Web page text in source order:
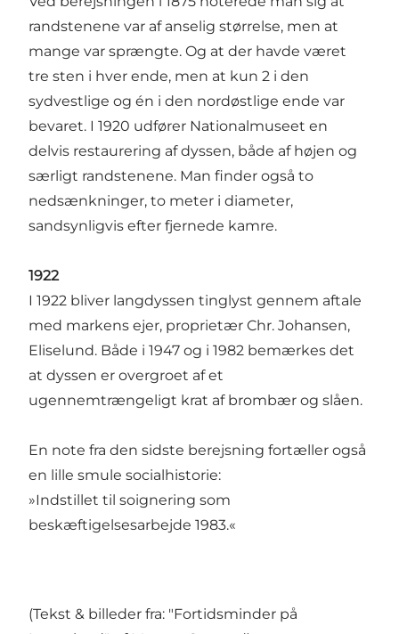
randstenene var af anselig størrelse, men at
mange var sprængte. Og at der havde været
tre sten i hver ende, men at kun 2 i den
sydvestlige og én i den nordøstlige ende var
bevaret. I 1920 udfører Nationalmuseet en
delvis restaurering af dyssen, både af højen og
særligt randstenene. Man finder også to
nedsænkninger, to meter i diameter,
sandsynligvis efter fjernede kamre.
1922
I 1922 bliver langdyssen tinglyst gennem aftale
med markens ejer, proprietær Chr. Johansen,
Eliselund. Både i 1947 og i 1982 bemærkes det
at dyssen er overgroet af et
ugennemtrængeligt krat af brombær og slåen.
En note fra den sidste berejsning fortæller også
en lille smule socialhistorie:
»Indstillet til soignering som
beskæftigelsesarbejde 1983.«
(Tekst & billeder fra: "Fortidsminder på